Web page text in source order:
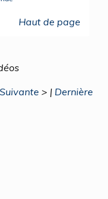
Haut de page
Suivante > | Dernière